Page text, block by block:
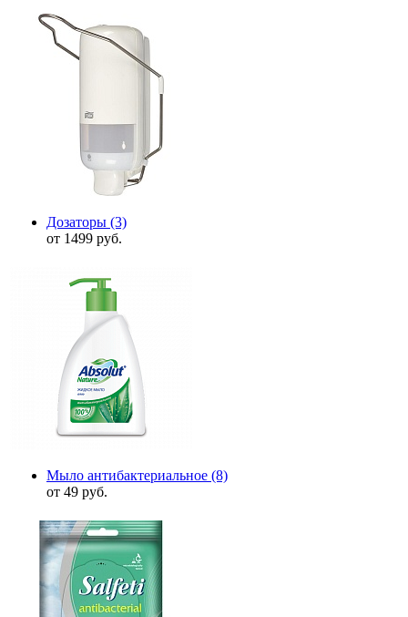
Дозаторы (3)
от 1499 руб.
Мыло антибактериальное (8)
от 49 руб.